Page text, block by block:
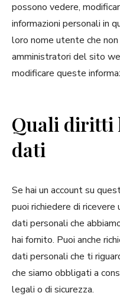
possono vedere,
informazioni personali in
loro nome utente che
amministratori del sito
modificare queste
Quali diritti
dati
Se hai un account su
puoi richiedere di
dati personali che
hai fornito. Puoi anche
dati personali che ti
che siamo obbligati a
legali o di sicurezza.